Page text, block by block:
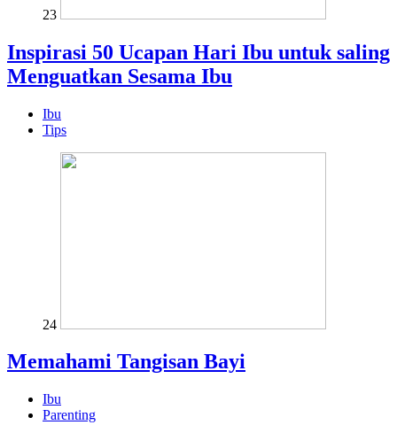
23
Inspirasi 50 Ucapan Hari Ibu untuk saling
Menguatkan Sesama Ibu
Ibu
Tips
24
Memahami Tangisan Bayi
Ibu
Parenting